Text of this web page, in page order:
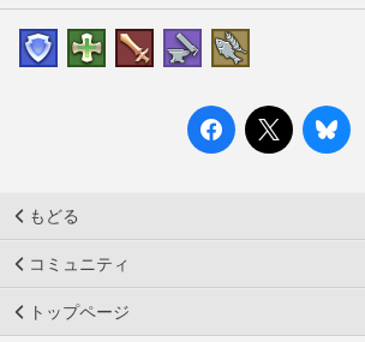
もどる
コミュニティ
トップページ